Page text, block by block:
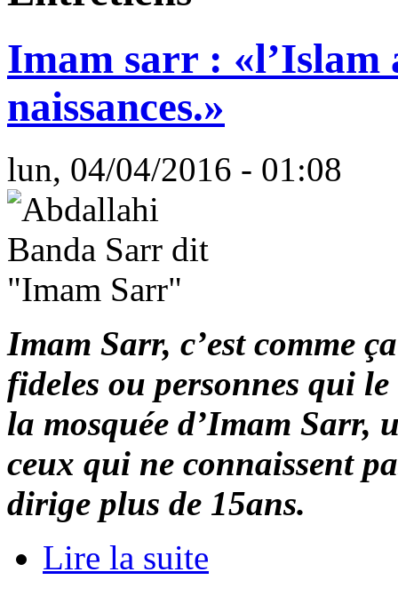
Imam sarr : «l’Islam
naissances.»
lun, 04/04/2016 - 01:08
Imam Sarr, c’est comme
fideles ou personnes qui
la mosquée d’Imam Sarr,
ceux qui ne connaissent
dirige plus de 15ans.
Lire la suite